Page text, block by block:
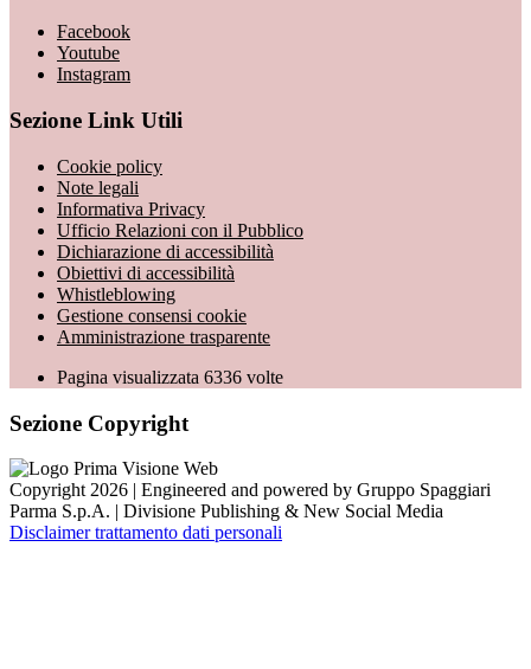
Facebook
Youtube
Instagram
Sezione Link Utili
Cookie policy
Note legali
Informativa Privacy
Ufficio Relazioni con il Pubblico
Dichiarazione di accessibilità
Obiettivi di accessibilità
Whistleblowing
Gestione consensi cookie
Amministrazione trasparente
Pagina visualizzata 6336 volte
Sezione Copyright
Copyright 2026 | Engineered and powered by Gruppo Spaggiari
Parma S.p.A. | Divisione Publishing & New Social Media
Disclaimer trattamento dati personali